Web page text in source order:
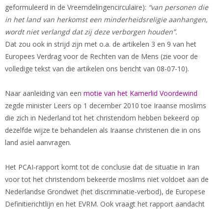
geformuleerd in de Vreemdelingencirculaire): “van personen die
in het land van herkomst een minderheidsreligie aanhangen,
wordt niet verlangd dat zij deze verborgen houden”.
Dat zou ook in strijd zijn met o.a. de artikelen 3 en 9 van het
Europees Verdrag voor de Rechten van de Mens (zie voor de
volledige tekst van die artikelen ons bericht van 08-07-10).
Naar aanleiding van een motie van het Kamerlid Voordewind
zegde minister Leers op 1 december 2010 toe Iraanse moslims
die zich in Nederland tot het christendom hebben bekeerd op
dezelfde wijze te behandelen als Iraanse christenen die in ons
land asiel aanvragen.
Het PCAI-rapport komt tot de conclusie dat de situatie in Iran
voor tot het christendom bekeerde moslims niet voldoet aan de
Nederlandse Grondwet (het discriminatie-verbod), de Europese
Definitierichtlijn en het EVRM. Ook vraagt het rapport aandacht